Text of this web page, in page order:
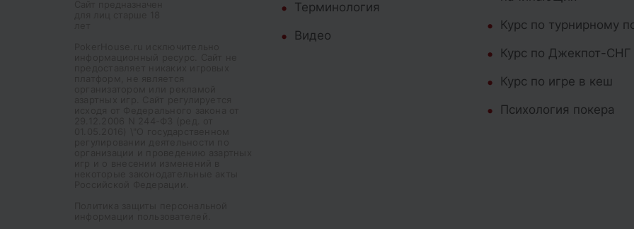
Терминология
Видео
Курс по турнирному
Курс по Джекпот-СНГ
Курс по игре в кеш
Психология покера